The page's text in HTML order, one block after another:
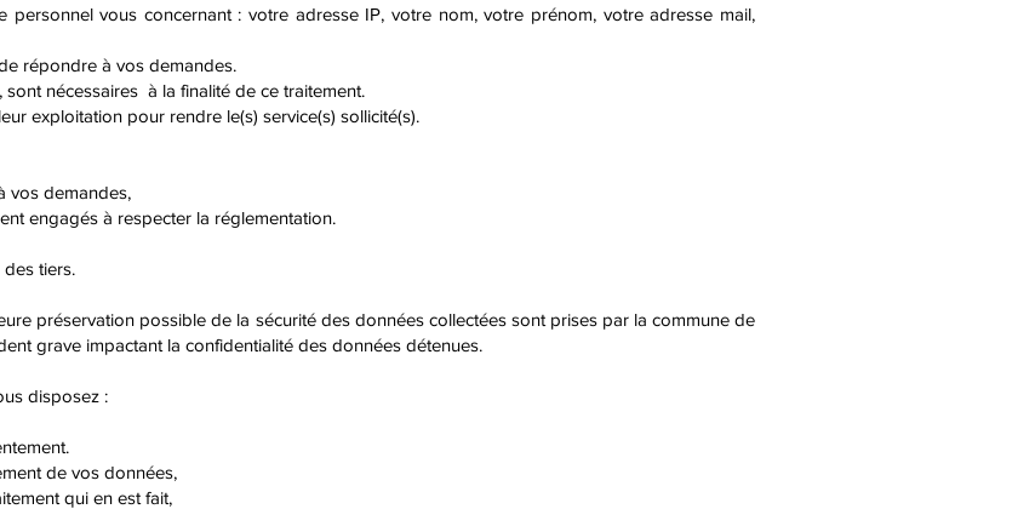
personnel vous concernant : votre adresse IP, votre nom, votre prénom, votre adresse mail,
répondre à vos demandes.
nécessaires à la finalité de ce traitement.
exploitation pour rendre le(s) service(s) sollicité(s).
vos demandes,
engagés à respecter la réglementation.
tiers.
préservation possible de la sécurité des données collectées sont prises par la commune de
grave impactant la confidentialité des données détenues.
disposez :
de vos données,
qui en est fait,